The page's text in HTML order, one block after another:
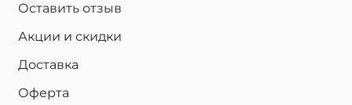
Оставить отзыв
Акции и скидки
Доставка
Оферта